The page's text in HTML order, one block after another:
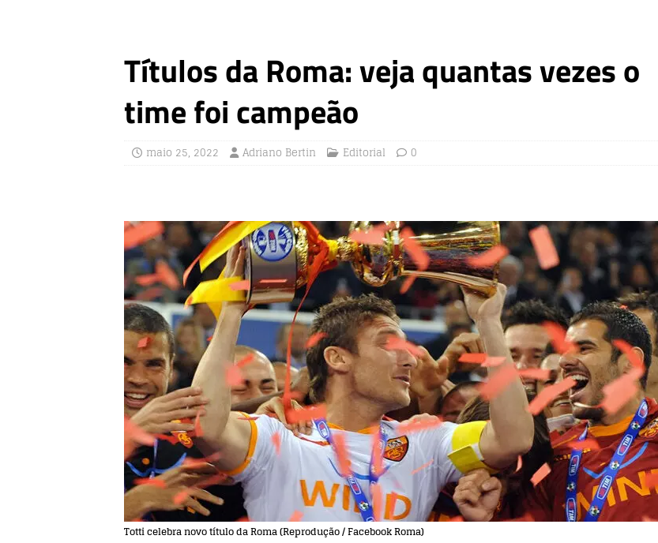
Títulos da Roma: veja quantas vezes o
time foi campeão
maio 25, 2022 Adriano Bertin Editorial 0
Totti celebra novo título da Roma (Reprodução / Facebook Roma)